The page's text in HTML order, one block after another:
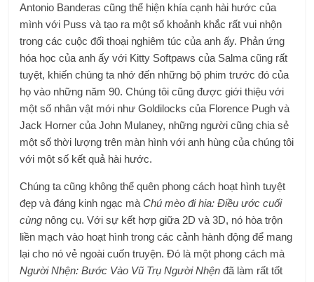
Antonio Banderas cũng thể hiện khía cạnh hài hước của
mình với Puss và tạo ra một số khoảnh khắc rất vui nhộn
trong các cuộc đối thoại nghiêm túc của anh ấy. Phản ứng
hóa học của anh ấy với Kitty Softpaws của Salma cũng rất
tuyệt, khiến chúng ta nhớ đến những bộ phim trước đó của
họ vào những năm 90. Chúng tôi cũng được giới thiệu với
một số nhân vật mới như Goldilocks của Florence Pugh và
Jack Horner của John Mulaney, những người cũng chia sẻ
một số thời lượng trên màn hình với anh hùng của chúng tôi
với một số kết quả hài hước.
Chúng ta cũng không thể quên phong cách hoạt hình tuyệt
đẹp và đáng kinh ngạc màChú mèo đi hia: Điều ước cuối
cùng nông cụ. Với sự kết hợp giữa 2D và 3D, nó hòa trộn
liền mạch vào hoạt hình trong các cảnh hành động để mang
lại cho nó vẻ ngoài cuốn truyện. Đó là một phong cách mà
Người Nhện: Bước Vào Vũ Trụ Người Nhện đã làm rất tốt